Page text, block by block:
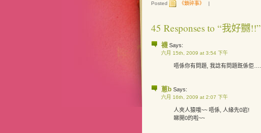
Posted 《鎖碎事》 |
45 Responses to “我好嬲!!”
襪 Says:
六月 15th, 2009 at 3:54 下午
唔係你有問題, 我諗有問題既係佢….
蔥b Says:
六月 16th, 2009 at 2:07 下午
人夾人猿哦~~ 唔係, 人緣先0岩!
睇開0的啦~~